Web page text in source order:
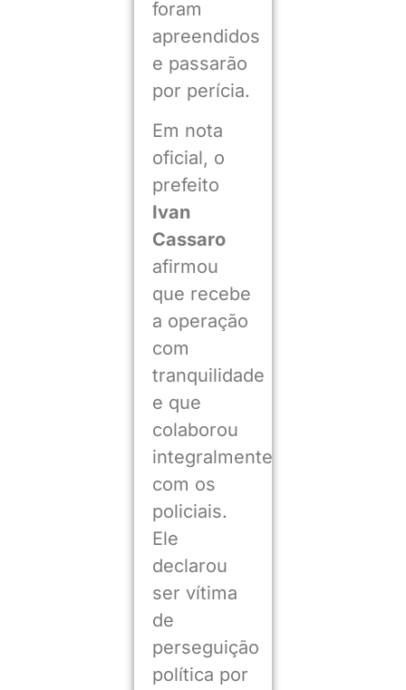
foram
apreendidos
e passarão
por perícia.
Em nota
oficial, o
prefeito
Ivan
Cassaro
afirmou
que recebe
a operação
com
tranquilidade
e que
colaborou
integralmente
com os
policiais.
Ele
declarou
ser vítima
de
perseguição
política por